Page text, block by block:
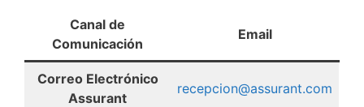
Canal de
Comunicación
Email
Correo Electrónico
Assurant
recepcion@assurant.com